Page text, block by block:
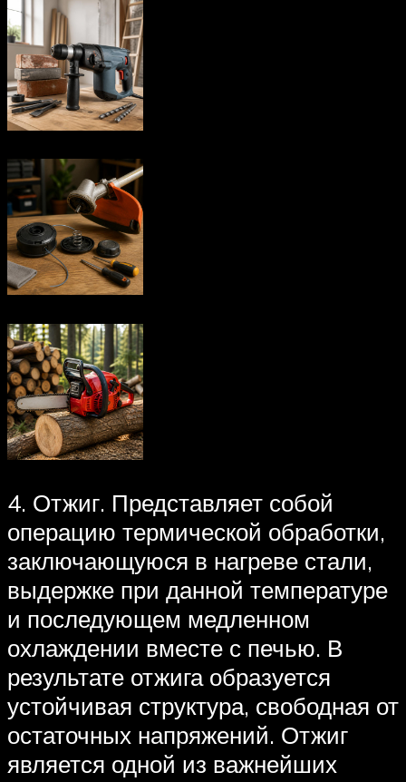
4. Отжиг. Представляет собой
операцию термической обработки,
заключающуюся в нагреве стали,
выдержке при данной температуре
и последующем медленном
охлаждении вместе с печью. В
результате отжига образуется
устойчивая структура, свободная от
остаточных напряжений. Отжиг
является одной из важнейших